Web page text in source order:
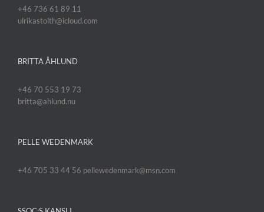
+46 736 61 89 11
ulrikastolth@icloud.com
BRITTA ÅHLUND
+46 70 553 19 73
britta@ahlund.nu
PELLE WEDENMARK
+46 705 33 44 56 pellewedenmark@msn.com